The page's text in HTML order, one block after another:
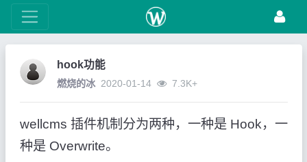
hook功能
燃烧的冰 2020-01-14 7.3K+
wellcms 插件机制分为两种，一种是 Hook，一
种是 Overwrite。